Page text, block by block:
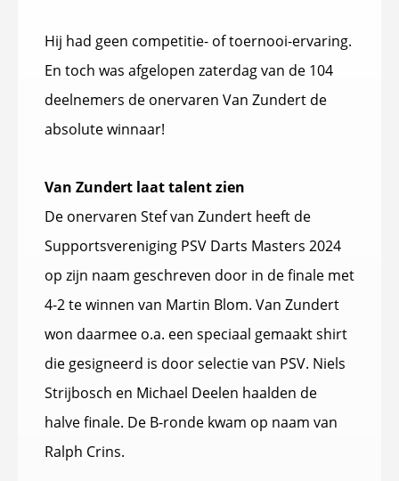
Hij had geen competitie- of toernooi-ervaring.
En toch was afgelopen zaterdag van de 104
deelnemers de onervaren Van Zundert de
absolute winnaar!
Van Zundert laat talent zien
De onervaren Stef van Zundert heeft de
Supportsvereniging PSV Darts Masters 2024
op zijn naam geschreven door in de finale met
4-2 te winnen van Martin Blom. Van Zundert
won daarmee o.a. een speciaal gemaakt shirt
die gesigneerd is door selectie van PSV. Niels
Strijbosch en Michael Deelen haalden de
halve finale. De B-ronde kwam op naam van
Ralph Crins.